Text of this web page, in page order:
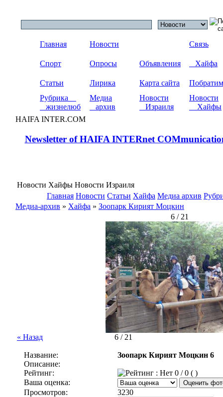
Главная Новости Связь
Спорт Опросы Объявления Хайфа
Статьи Лирика Карта сайта
Рубрика
жизнелюб
Медиа
архив
Новости
Израиля
Новости
Хайфы
HAIFA INTER.COM
Newsletter of HAIFA INTERnet
Новости Хайфы Новости Израиля
Главная Новости Статьи Хайфа Медиа архив
Медиа-архив » Хайфа » Зоопарк Кирият Моцкин
6 / 21
« Назад 6 / 21
Название:
Зоопарк Кирият Моцкин 6
Описание:
Рейтинг:
0 / 0 ( )
Ваша оценка:
Просмотров:
3230